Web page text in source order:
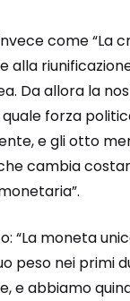
come “La
alla
Da allora la
forza
e gli otto
cambia
“La moneta
peso nei primi
e abbiamo